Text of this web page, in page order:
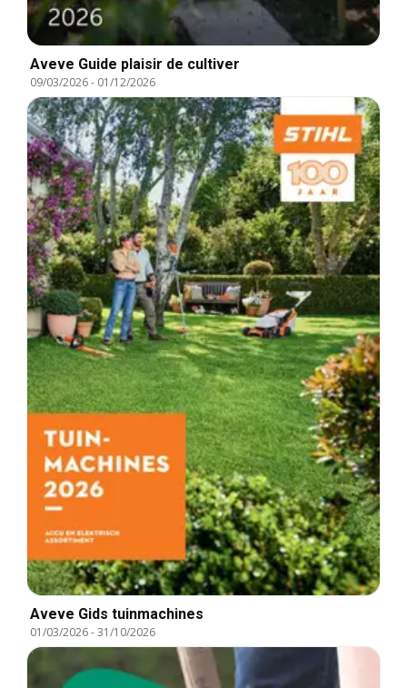
Aveve Guide plaisir de cultiver
09/03/2026- 01/12/2026
Aveve Gids tuinmachines
01/03/2026-31/10/2026